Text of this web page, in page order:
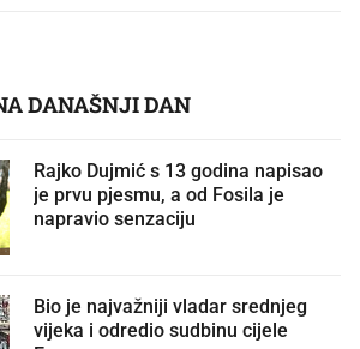
DANAŠNJI DAN
Rajko Dujmić s 13 godina napisao
je prvu pjesmu, a od Fosila je
napravio senzaciju
Bio je najvažniji vladar srednjeg
vijeka i odredio sudbinu cijele